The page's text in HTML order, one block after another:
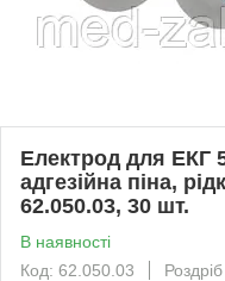
Електрод для ЕКГ
адгезійна піна,
62.050.03, 30 шт.
В наявності
Код: 62.050.03
Роздріб